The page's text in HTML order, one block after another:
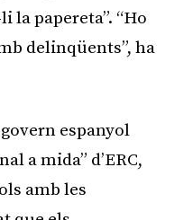
la papereta”. “Ho
delinqüents”, ha
espanyol
a mida” d’ERC,
amb les